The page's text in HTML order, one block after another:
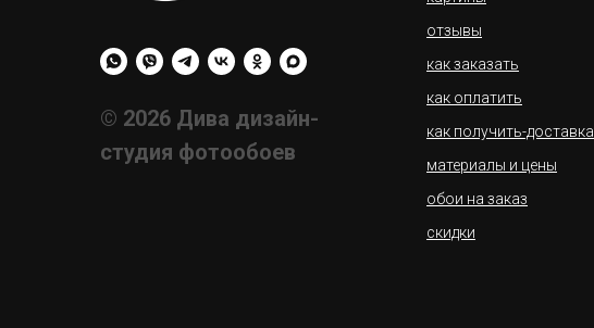
© 2026 Дива дизайн-
студия фотообоев
отзывы
как заказать
как оплатить
как получить-доставка
материалы и цены
обои на заказ
скидки